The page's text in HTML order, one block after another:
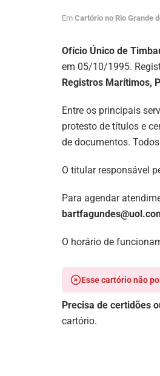
Em Cartório no Rio Grande
Ofício Único de
em 05/10/1995.
Registros Marítimos,
Entre os principais
protesto de títulos e
de documentos.
O titular responsável
Para agendar
O horário de
Esse cartório não
Precisa de certidões
cartório.